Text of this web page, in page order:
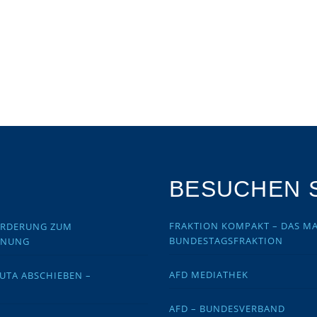
ZUM
ABSCHIEBEN –
BESUCHEN
FRAKTION KOMPAKT – DAS
BUNDESTAGSFRAKTION
AFD MEDIATHEK
AFD – BUNDESVERBAND